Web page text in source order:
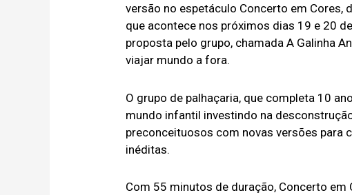
versão no espetáculo Concerto em Cores,
que acontece nos próximos dias 19 e 20
proposta pelo grupo, chamada A Galinha
viajar mundo a fora.
O grupo de palhaçaria, que completa 10
mundo infantil investindo na
preconceituosos com novas versões para
inéditas.
Com 55 minutos de duração, Concerto